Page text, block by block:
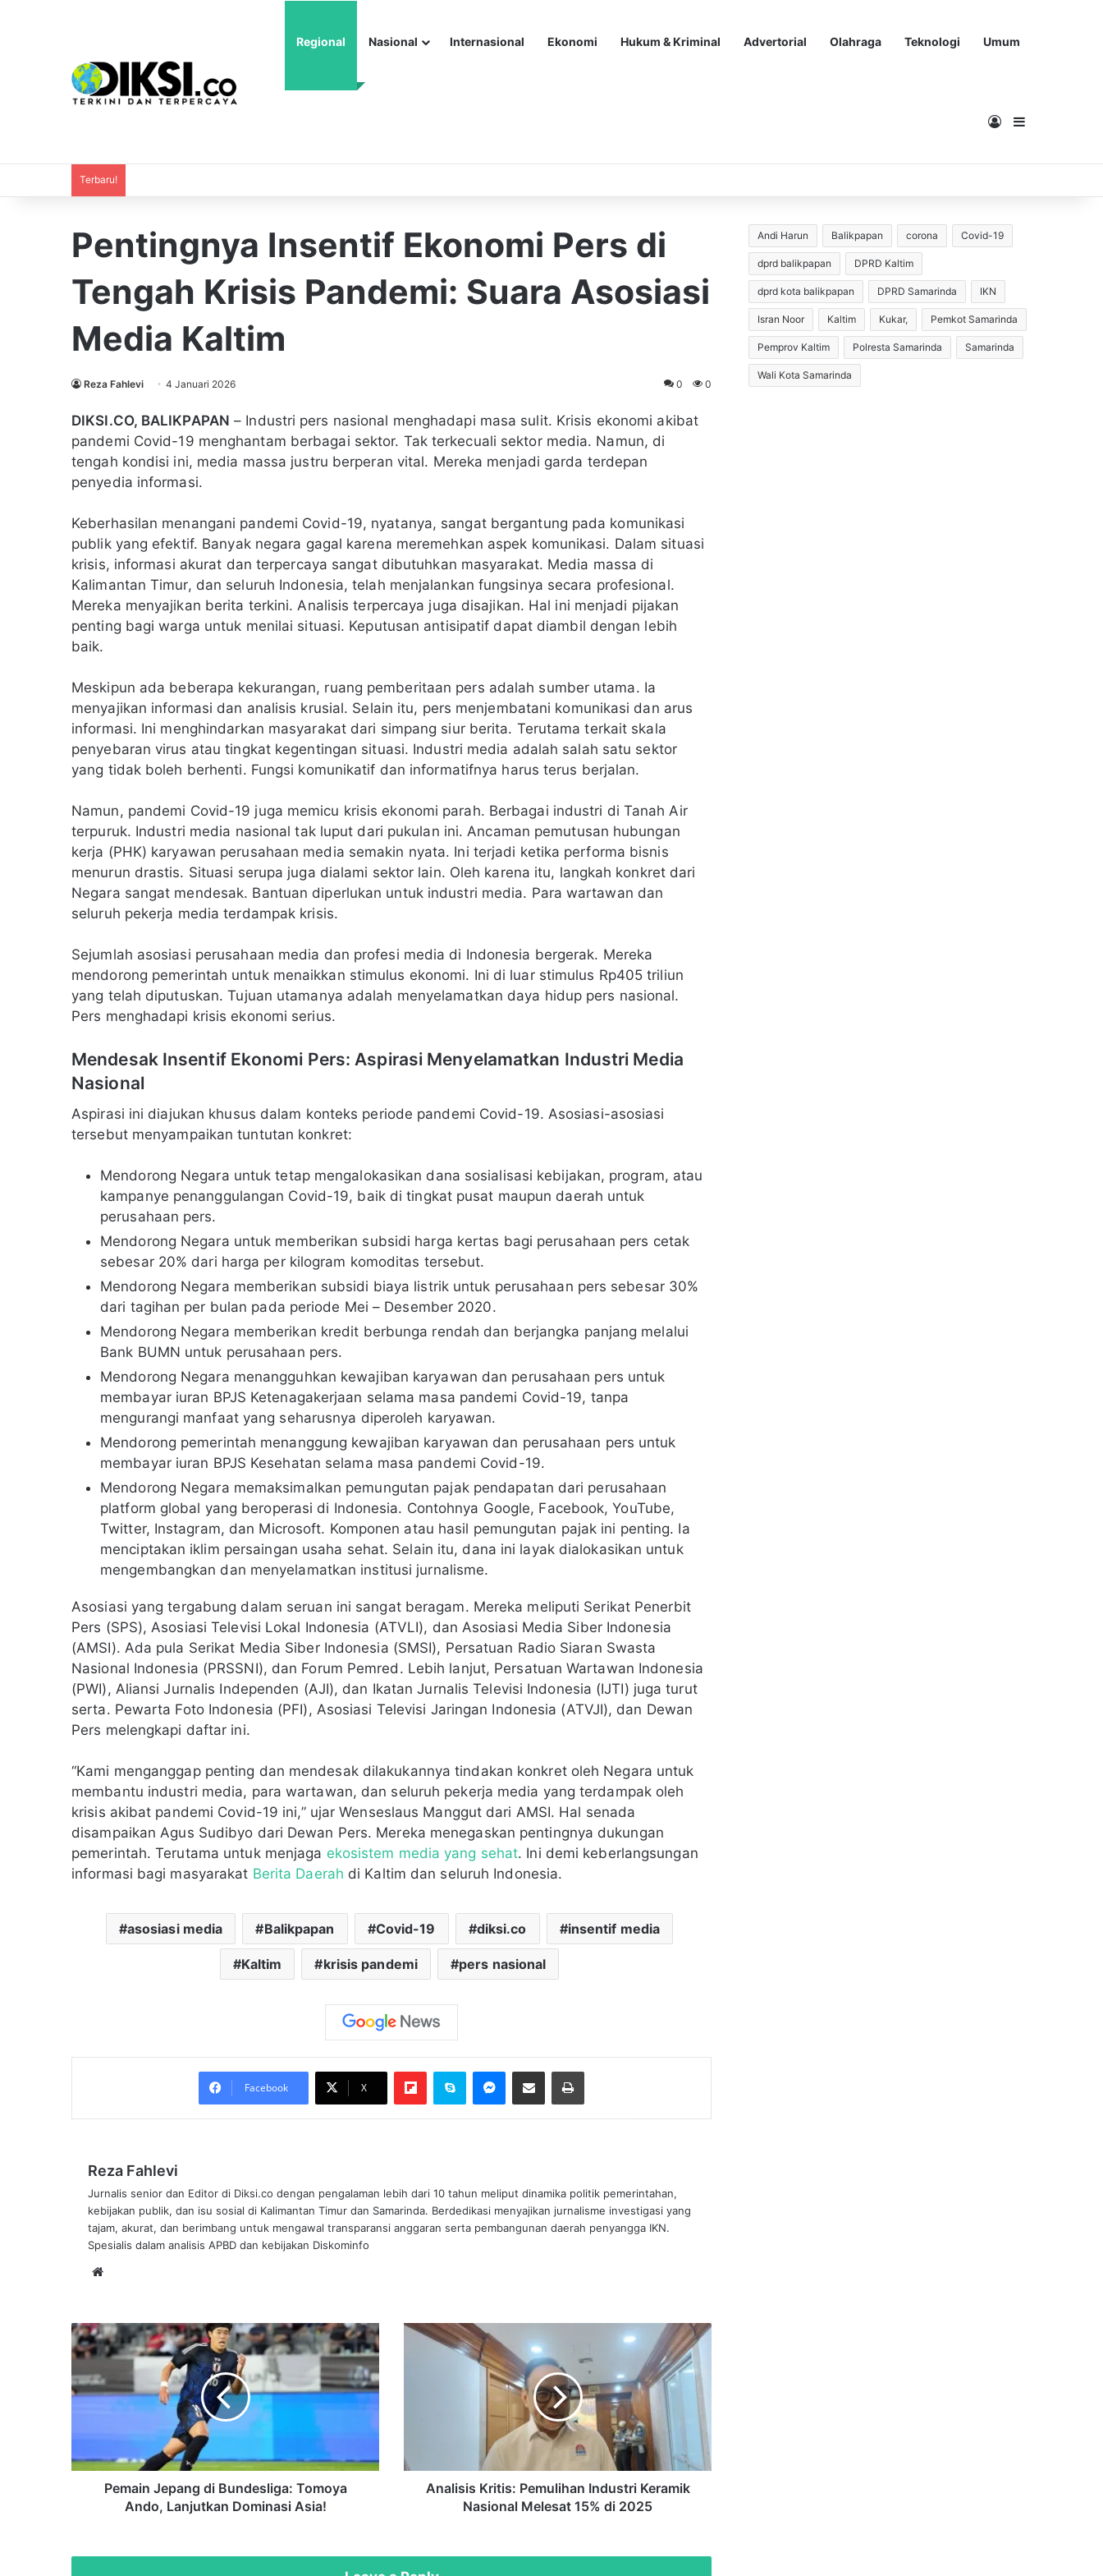
Regional Nasional Internasional Ekonomi Hukum & Kriminal Advertorial Olahraga Teknologi Umum
MasukSidebar
Terbaru!
Pentingnya Insentif Ekonomi Pers di
Tengah Krisis Pandemi: Suara Asosiasi
Media Kaltim
Reza Fahlevi 4 Januari 2026 0 0
DIKSI.CO, BALIKPAPAN – Industri pers nasional menghadapi masa sulit. Krisis ekonomi akibat
pandemi Covid-19 menghantam berbagai sektor. Tak terkecuali sektor media. Namun, di
tengah kondisi ini, media massa justru berperan vital. Mereka menjadi garda terdepan
penyedia informasi.
Keberhasilan menangani pandemi Covid-19, nyatanya, sangat bergantung pada komunikasi
publik yang efektif. Banyak negara gagal karena meremehkan aspek komunikasi. Dalam situasi
krisis, informasi akurat dan terpercaya sangat dibutuhkan masyarakat. Media massa di
Kalimantan Timur, dan seluruh Indonesia, telah menjalankan fungsinya secara profesional.
Mereka menyajikan berita terkini. Analisis terpercaya juga disajikan. Hal ini menjadi pijakan
penting bagi warga untuk menilai situasi. Keputusan antisipatif dapat diambil dengan lebih
baik.
Meskipun ada beberapa kekurangan, ruang pemberitaan pers adalah sumber utama. Ia
menyajikan informasi dan analisis krusial. Selain itu, pers menjembatani komunikasi dan arus
informasi. Ini menghindarkan masyarakat dari simpang siur berita. Terutama terkait skala
penyebaran virus atau tingkat kegentingan situasi. Industri media adalah salah satu sektor
yang tidak boleh berhenti. Fungsi komunikatif dan informatifnya harus terus berjalan.
Namun, pandemi Covid-19 juga memicu krisis ekonomi parah. Berbagai industri di Tanah Air
terpuruk. Industri media nasional tak luput dari pukulan ini. Ancaman pemutusan hubungan
kerja (PHK) karyawan perusahaan media semakin nyata. Ini terjadi ketika performa bisnis
menurun drastis. Situasi serupa juga dialami sektor lain. Oleh karena itu, langkah konkret dari
Negara sangat mendesak. Bantuan diperlukan untuk industri media. Para wartawan dan
seluruh pekerja media terdampak krisis.
Sejumlah asosiasi perusahaan media dan profesi media di Indonesia bergerak. Mereka
mendorong pemerintah untuk menaikkan stimulus ekonomi. Ini di luar stimulus Rp405 triliun
yang telah diputuskan. Tujuan utamanya adalah menyelamatkan daya hidup pers nasional.
Pers menghadapi krisis ekonomi serius.
Mendesak Insentif Ekonomi Pers: Aspirasi Menyelamatkan Industri Media
Nasional
Aspirasi ini diajukan khusus dalam konteks periode pandemi Covid-19. Asosiasi-asosiasi
tersebut menyampaikan tuntutan konkret:
Mendorong Negara untuk tetap mengalokasikan dana sosialisasi kebijakan, program, atau
kampanye penanggulangan Covid-19, baik di tingkat pusat maupun daerah untuk
perusahaan pers.
Mendorong Negara untuk memberikan subsidi harga kertas bagi perusahaan pers cetak
sebesar 20% dari harga per kilogram komoditas tersebut.
Mendorong Negara memberikan subsidi biaya listrik untuk perusahaan pers sebesar 30%
dari tagihan per bulan pada periode Mei – Desember 2020.
Mendorong Negara memberikan kredit berbunga rendah dan berjangka panjang melalui
Bank BUMN untuk perusahaan pers.
Mendorong Negara menangguhkan kewajiban karyawan dan perusahaan pers untuk
membayar iuran BPJS Ketenagakerjaan selama masa pandemi Covid-19, tanpa
mengurangi manfaat yang seharusnya diperoleh karyawan.
Mendorong pemerintah menanggung kewajiban karyawan dan perusahaan pers untuk
membayar iuran BPJS Kesehatan selama masa pandemi Covid-19.
Mendorong Negara memaksimalkan pemungutan pajak pendapatan dari perusahaan
platform global yang beroperasi di Indonesia. Contohnya Google, Facebook, YouTube,
Twitter, Instagram, dan Microsoft. Komponen atau hasil pemungutan pajak ini penting. Ia
menciptakan iklim persaingan usaha sehat. Selain itu, dana ini layak dialokasikan untuk
mengembangkan dan menyelamatkan institusi jurnalisme.
Asosiasi yang tergabung dalam seruan ini sangat beragam. Mereka meliputi Serikat Penerbit
Pers (SPS), Asosiasi Televisi Lokal Indonesia (ATVLI), dan Asosiasi Media Siber Indonesia
(AMSI). Ada pula Serikat Media Siber Indonesia (SMSI), Persatuan Radio Siaran Swasta
Nasional Indonesia (PRSSNI), dan Forum Pemred. Lebih lanjut, Persatuan Wartawan Indonesia
(PWI), Aliansi Jurnalis Independen (AJI), dan Ikatan Jurnalis Televisi Indonesia (IJTI) juga turut
serta. Pewarta Foto Indonesia (PFI), Asosiasi Televisi Jaringan Indonesia (ATVJI), dan Dewan
Pers melengkapi daftar ini.
“Kami menganggap penting dan mendesak dilakukannya tindakan konkret oleh Negara untuk
membantu industri media, para wartawan, dan seluruh pekerja media yang terdampak oleh
krisis akibat pandemi Covid-19 ini,” ujar Wenseslaus Manggut dari AMSI. Hal senada
disampaikan Agus Sudibyo dari Dewan Pers. Mereka menegaskan pentingnya dukungan
pemerintah. Terutama untuk menjaga ekosistem media yang sehat. Ini demi keberlangsungan
informasi bagi masyarakat Berita Daerah di Kaltim dan seluruh Indonesia.
asosiasi media Balikpapan Covid-19 diksi.co insentif media
Kaltim krisis pandemi pers nasional
Facebook X
FlipboardSkype Messenger
Bagikan melalui Email Cetak
Reza Fahlevi
Jurnalis senior dan Editor di Diksi.co dengan pengalaman lebih dari 10 tahun meliput dinamika politik pemerintahan,
kebijakan publik, dan isu sosial di Kalimantan Timur dan Samarinda. Berdedikasi menyajikan jurnalisme investigasi yang
tajam, akurat, dan berimbang untuk mengawal transparansi anggaran serta pembangunan daerah penyangga IKN.
Spesialis dalam analisis APBD dan kebijakan Diskominfo
Pemain
Jepang
Bundesliga:
Tomoya
Asia!
Pemain Jepang di Bundesliga: Tomoya
Ando, Lanjutkan Dominasi Asia!
Analisis
di
2025Analisis Kritis: Pemulihan Industri Keramik
Nasional Melesat 15% di 2025
Andi Harun Balikpapan corona Covid-19
dprd balikpapan DPRD Kaltim
dprd kota balikpapan DPRD Samarinda IKN
Isran Noor Kaltim Kukar, Pemkot Samarinda
Pemprov Kaltim Polresta Samarinda Samarinda
Wali Kota Samarinda